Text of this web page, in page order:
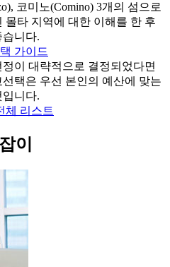
코미노(Comino) 3개의 섬으로
몰타 지역에 대한 이해를 한 후
니다.
가이드
이 대략적으로 결정되었다면
택은 우선 본인의 예산에 맞는
니다.
체 리스트
이